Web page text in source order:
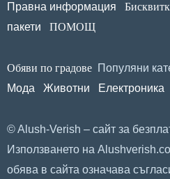
Правна информация
пакети
ПОМОЩ
Обяви по градове Популяни
Мода
Животни Електроника
© Alush-Verish – сайт за
Използването на
обява в сайта означава